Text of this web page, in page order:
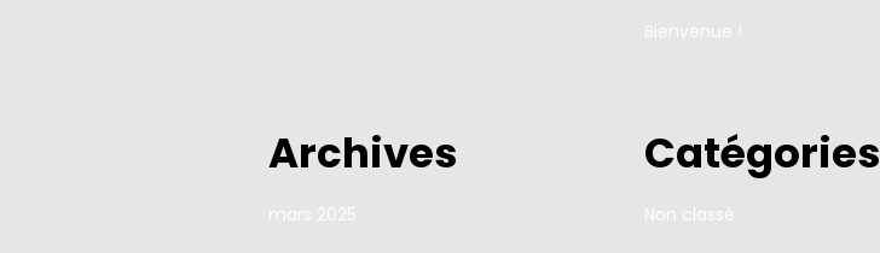
Bienvenue !
Archives
mars 2025
Catégories
Non classé